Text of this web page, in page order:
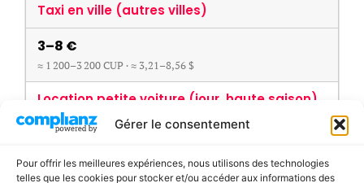
Gérer le consentement
Pour offrir les meilleures expériences, nous utilisons des technologies
telles que les cookies pour stocker et/ou accéder aux informations des
Taxi en ville (autres villes)
3–8 €
≈ 1 200–3 200CUP · ≈ 3,21–8,56$
Location petite voiture (jour, haute saison)
60–80 €